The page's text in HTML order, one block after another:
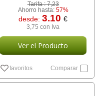
Tarifa :7,23
Ahorro hasta: 57%
desde:3.10€
3,75 con Iva
Ver el Producto
favoritos Comparar